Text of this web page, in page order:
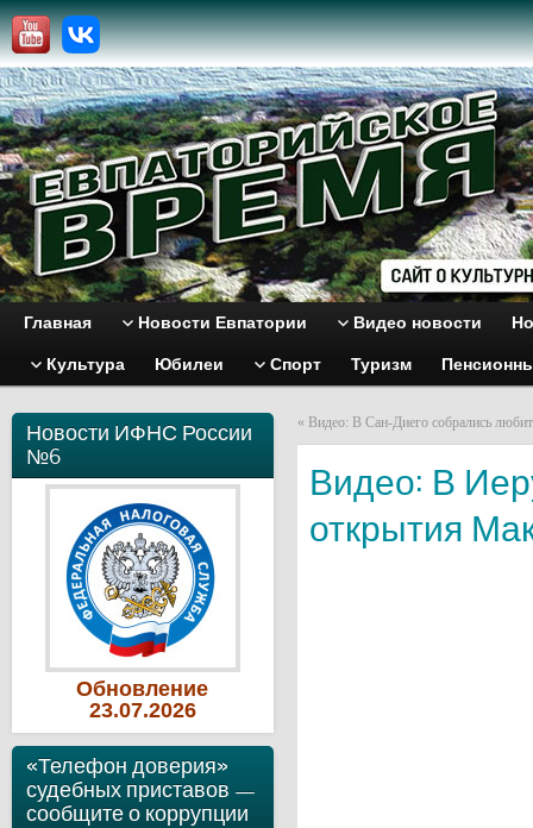
Главная Новости Евпатории Видео новости
Культура Юбилеи Спорт Туризм
Новости ИФНС России
№6
Обновление
23.07.2026
«Телефон доверия»
судебных приставов —
сообщите о коррупции
« Видео: В Сан-Диего собрались
Видео: В
открытия